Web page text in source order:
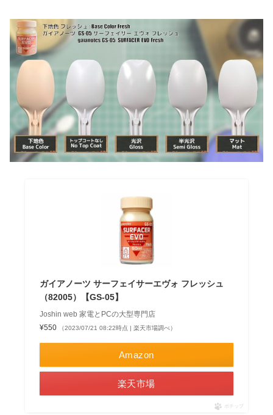
ガイアノーツ サーフェイサーエヴォ フレッシュ
（82005）【GS-05】
Joshin web 家電とPCの大型専門店
¥550
（2023/07/21 08:22時点 | 楽天市場調べ）
Amazon
楽天市場
ポチップ